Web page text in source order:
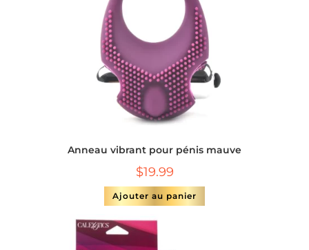
Anneau vibrant pour pénis mauve
$19.99
Ajouter au panier